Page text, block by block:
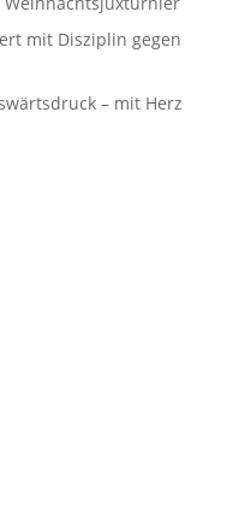
mit Disziplin gegen
– mit Herz